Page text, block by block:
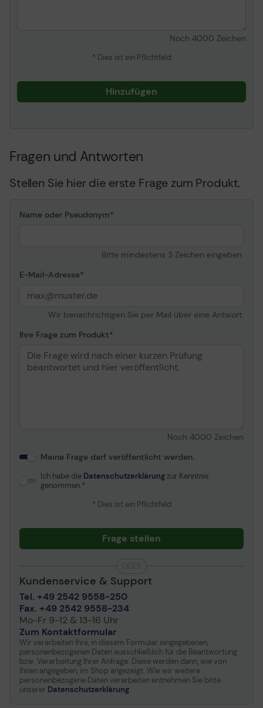
Noch 4000 Zeichen
* Dies ist ein Pflichtfeld
Hinzufügen
Fragen und Antworten
Stellen Sie hier die erste Frage zum Produkt.
Name oder Pseudonym
Bitte mindestens 3 Zeichen eingeben.
E-Mail-Adresse
Wir benachrichtigen Sie per Mail über eine Antwort.
Ihre Frage zum Produkt
Noch 4000 Zeichen
Meine Frage darf veröffentlicht werden.
Ich habe die Datenschutzerklärungzur Kenntnis
genommen.
* Dies ist ein Pflichtfeld
Frage stellen
Kundenservice & Support
Tel. +49 2542 9558-250
Fax. +49 2542 9558-234
Mo-Fr 9-12 & 13-16 Uhr
Zum Kontaktformular
Wir verarbeiten Ihre, in diesem Formular eingegebenen,
personenbezogenen Daten ausschließlich für die Beantwortung
bzw. Verarbeitung Ihrer Anfrage. Diese werden dann, wie von
Ihnen angegeben, im Shop angezeigt. Wie wir weitere
personenbezogene Daten verarbeiten entnehmen Sie bitte
unserer Datenschutzerklärung.